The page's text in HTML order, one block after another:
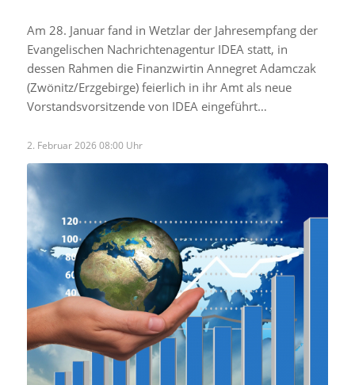
Am 28. Januar fand in Wetzlar der Jahresempfang der
Evangelischen Nachrichtenagentur IDEA statt, in
dessen Rahmen die Finanzwirtin Annegret Adamczak
(Zwönitz/Erzgebirge) feierlich in ihr Amt als neue
Vorstandsvorsitzende von IDEA eingeführt…
2. Februar 2026 08:00 Uhr